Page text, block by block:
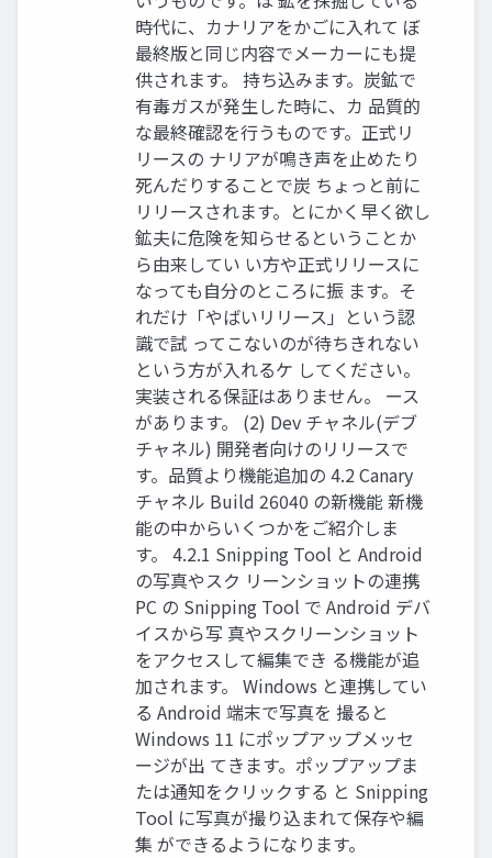
時代に、カナリアをかごに入れて ぼ
最終版と同じ内容でメーカーにも提
供されます。 持ち込みます。炭鉱で
有毒ガスが発生した時に、カ 品質的
な最終確認を行うものです。正式リ
リースの ナリアが鳴き声を止めたり
死んだりすることで炭 ちょっと前に
リリースされます。とにかく早く欲し
鉱夫に危険を知らせるということか
ら由来してい い方や正式リリースに
なっても自分のところに振 ます。そ
れだけ「やばいリリース」という認
識で試 ってこないのが待ちきれない
という方が入れるケ してください。
実装される保証はありません。 ース
があります。 (2) Dev チャネル(デブ
チャネル) 開発者向けのリリースで
す。品質より機能追加の 4.2 Canary
チャネル Build 26040 の新機能 新機
能の中からいくつかをご紹介しま
す。 4.2.1 Snipping Tool と Android
の写真やスク リーンショットの連携
PC の Snipping Tool で Android デバ
イスから写 真やスクリーンショット
をアクセスして編集でき る機能が追
加されます。 Windows と連携してい
る Android 端末で写真を 撮ると
Windows 11 にポップアップメッセ
ージが出 てきます。ポップアップま
たは通知をクリックする と Snipping
Tool に写真が撮り込まれて保存や編
集 ができるようになります。